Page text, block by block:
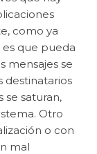
como ya
que pueda
mensajes se
destinatarios
se saturan,
Otro
o con
mal